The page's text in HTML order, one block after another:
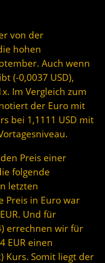
von der
hohen
Auch wenn
(-0,0037 USD),
Im Vergleich zum
der Euro mit
bei 1,1111 USD mit
Preis einer
folgende
letzten
Preis in Euro war
Und für
errechnen wir für
EUR einen
Kurs. Somit liegt der